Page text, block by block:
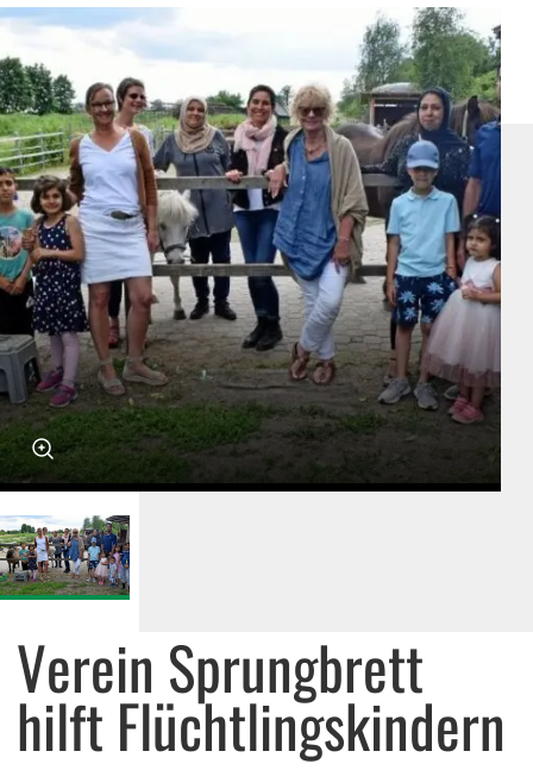
MITsprache
Salon5 in Bergedorf
Jobpaten
HipHop Academy
KinderHelden
grenzenlos digital e.V.
Stadtteilmütter
Fußball trifft Kultur
Schulgeschwister Hansa Gymnasium
Weitere
Umweltbildungsprojekte
Draußenschule
greenKIDS Neuengamme
Verein Sprungbrett
hilft Flüchtlingskindern